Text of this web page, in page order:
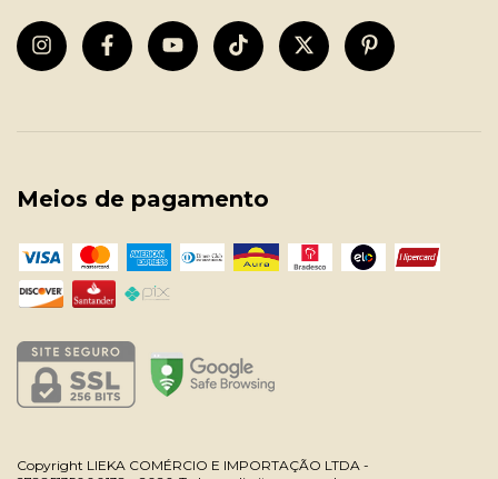
Meios de pagamento
Copyright LIEKA COMÉRCIO E IMPORTAÇÃO LTDA -